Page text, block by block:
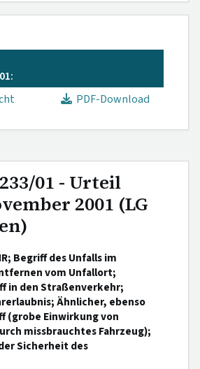
PDF-Download
01 - Urteil
2001 (LG
Begriff des Unfalls im
vom Unfallort;
in den Straßenverkehr;
Ähnlicher, ebenso
(grobe Einwirkung von
missbrauchtes Fahrzeug);
Sicherheit des